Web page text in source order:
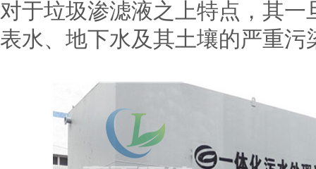
对于垃圾渗滤液之上特点，其
表水、地下水及其土壤的严重污